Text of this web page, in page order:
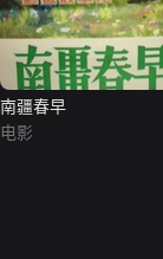
南疆春早
电影